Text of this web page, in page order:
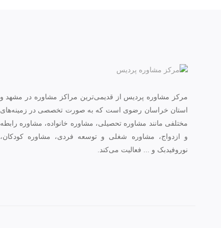
مرکز مشاوره پردیس از قدیمی‌ترین مراکز مشاوره در مشهد و
استان خراسان رضوی است که به صورت تخصصی در زمینه‌های
مختلفی مانند مشاوره تحصیلی، مشاوره خانواده، مشاوره رابطه
و ازدواج، مشاوره شغلی و توسعه فردی، مشاوره کودکان،
نوروفیدبک و ... فعالیت می‌کند.